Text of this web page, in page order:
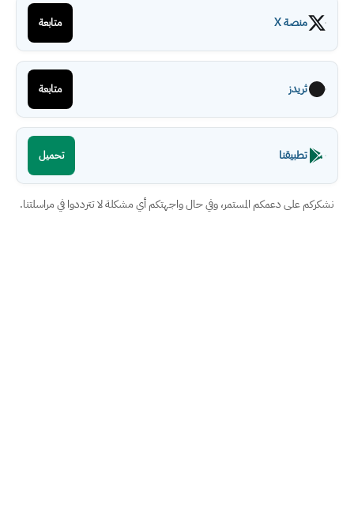
منصة X متابعة
ثريدز متابعة
تطبيقنا تحميل
نشكركم على دعمكم المستمر، وفي حال واجهتكم أي مشكلة لا تترددوا في مراسلتنا.